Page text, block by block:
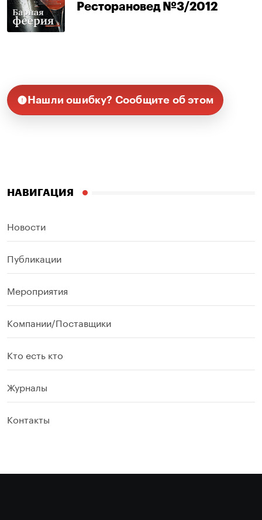
Ресторановед №3/2012
Нашли ошибку? Сообщите об этом
НАВИГАЦИЯ
Новости
Публикации
Мероприятия
Компании/Поставщики
Кто есть кто
Журналы
Контакты